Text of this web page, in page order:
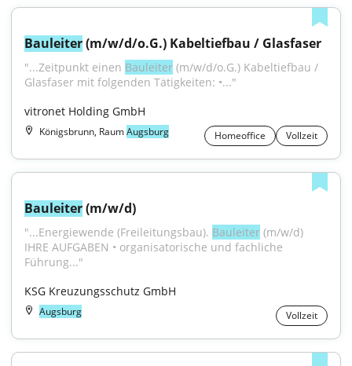
Bauleiter (m/w/d/o.G.) Kabeltiefbau / Glasfaser
"...Zeitpunkt einen Bauleiter (m/w/d/o.G.) Kabeltiefbau /
Glasfaser mit folgenden Tätigkeiten: •..."
vitronet Holding GmbH
Königsbrunn, RaumAugsburg Homeoffice Vollzeit
Bauleiter (m/w/d)
"...Energiewende (Freileitungsbau). Bauleiter (m/w/d)
IHRE AUFGABEN • organisatorische und fachliche
Führung..."
KSG Kreuzungsschutz GmbH
Augsburg Vollzeit